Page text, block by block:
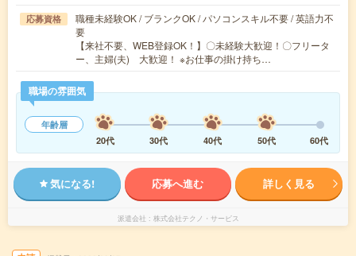
応募資格
職種未経験OK / ブランクOK / パソコンスキル不要 / 英語力不
要
【来社不要、WEB登録OK！】〇未経験大歓迎！〇フリータ
ー、主婦(夫) 大歓迎！ ※お仕事の掛け持ち…
職場の雰囲気
年齢層
20代
30代 40代 50代 60代
気になる! 応募へ進む 詳しく見る
派遣会社 株式会社テクノ・サービス